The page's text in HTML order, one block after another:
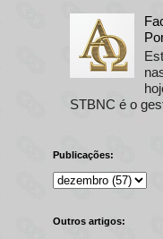
STBNC é o
Publicações:
Outros artigos: